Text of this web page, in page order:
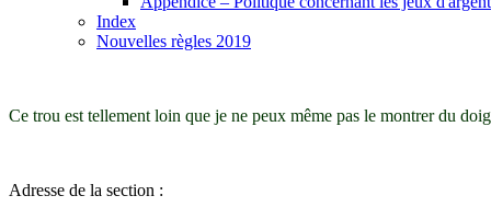
Index
Nouvelles règles 2019
Ce trou est tellement loin que je ne peux même pas le montrer du
Adresse de la section :